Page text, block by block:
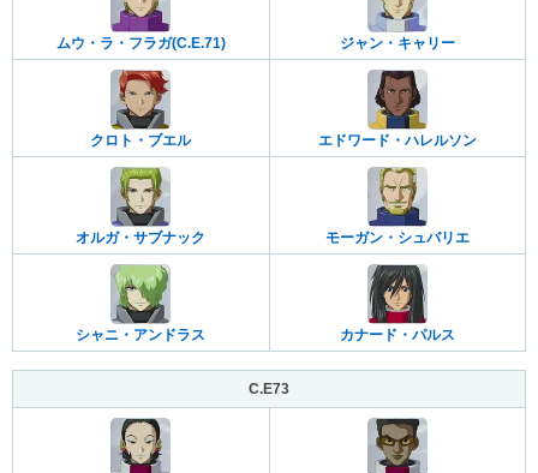
ムウ・ラ・フラガ(C.E.71) ジャン・キャリー
クロト・ブエル エドワード・ハレルソン
オルガ・サブナック モーガン・シュバリエ
シャニ・アンドラス カナード・パルス
C.E73